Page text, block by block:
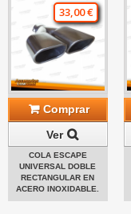
33,00 €
Comprar
Ver
COLA ESCAPE
UNIVERSAL DOBLE
RECTANGULAR EN
ACERO INOXIDABLE.